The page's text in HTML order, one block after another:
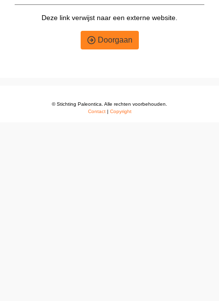
Deze link verwijst naar een externe website.
Doorgaan
© Stichting Paleontica. Alle rechten voorbehouden.
Contact| Copyright